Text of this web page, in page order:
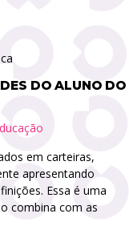
DO ALUNO DO
em carteiras,
apresentando
Essa é uma
combina com as